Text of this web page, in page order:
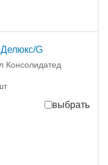
G
Консолидатед
выбрать